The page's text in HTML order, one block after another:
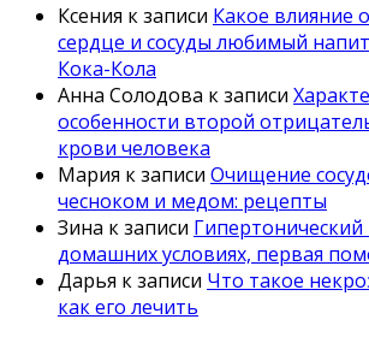
Ксения к записи Какое влияние
сердце и сосуды любимый
Кока-Кола
Анна Солодова к записи
особенности второй
крови человека
Мария к записи Очищение
чесноком и медом: рецепты
Зина к записи Гипертонический
домашних условиях, первая
Дарья к записи Что такое
как его лечить